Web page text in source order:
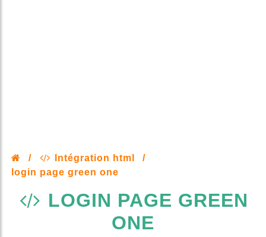
/ Intégration html
/
login page green one
LOGIN PAGE GREEN
ONE